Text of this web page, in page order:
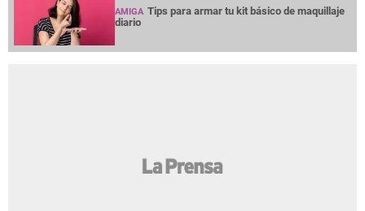
AMIGA Tips para armar tu kit básico de maquillaje
diario